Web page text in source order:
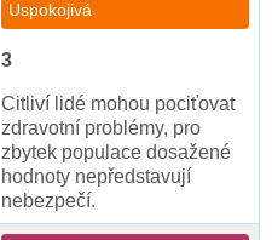
Uspokojivá
3
Citliví lidé mohou pociťovat
zdravotní problémy, pro
zbytek populace dosažené
hodnoty nepředstavují
nebezpečí.